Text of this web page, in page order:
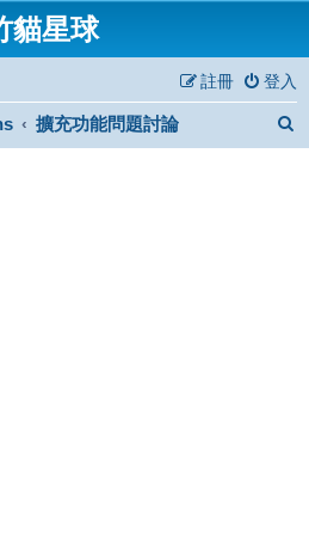
貓星球
登入
註冊
擴充功能問題討論